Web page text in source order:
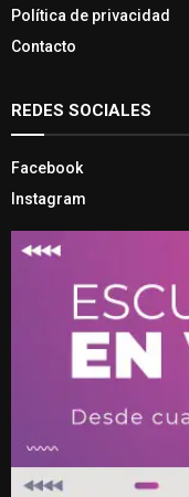
Política de privacidad
Contacto
REDES SOCIALES
Facebook
Instagram